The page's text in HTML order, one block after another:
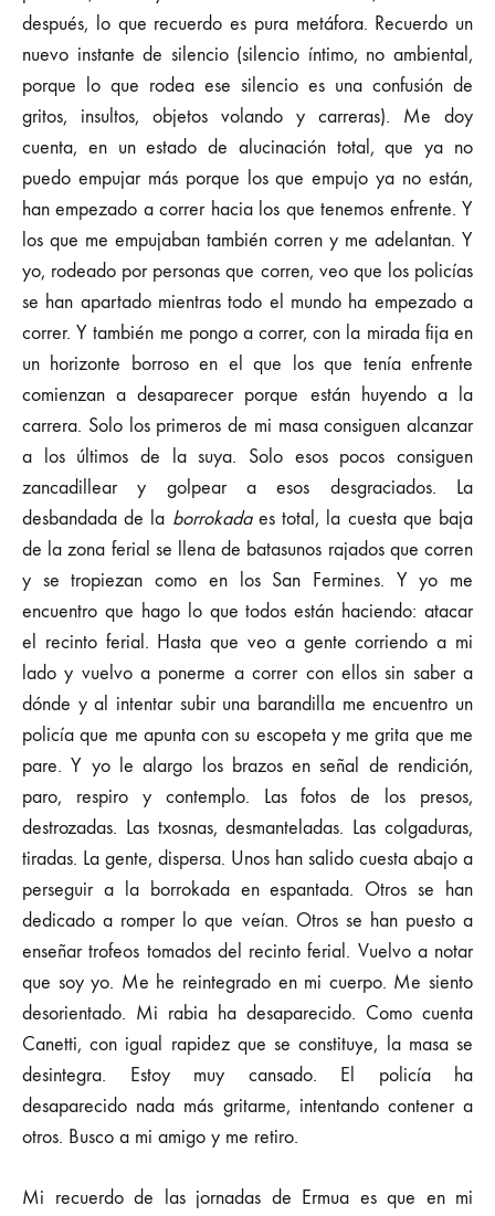
después, lo que recuerdo es pura metáfora. Recuerdo un
nuevo instante de silencio (silencio íntimo, no ambiental,
porque lo que rodea ese silencio es una confusión de
gritos, insultos, objetos volando y carreras). Me doy
cuenta, en un estado de alucinación total, que ya no
puedo empujar más porque los que empujo ya no están,
han empezado a correr hacia los que tenemos enfrente. Y
los que me empujaban también corren y me adelantan. Y
yo, rodeado por personas que corren, veo que los policías
se han apartado mientras todo el mundo ha empezado a
correr. Y también me pongo a correr, con la mirada fija en
un horizonte borroso en el que los que tenía enfrente
comienzan a desaparecer porque están huyendo a la
carrera. Solo los primeros de mi masa consiguen alcanzar
a los últimos de la suya. Solo esos pocos consiguen
zancadillear y golpear a esos desgraciados. La
desbandada de la borrokadaes total, la cuesta que baja
de la zona ferial se llena de batasunos rajados que corren
y se tropiezan como en los San Fermines. Y yo me
encuentro que hago lo que todos están haciendo: atacar
el recinto ferial. Hasta que veo a gente corriendo a mi
lado y vuelvo a ponerme a correr con ellos sin saber a
dónde y al intentar subir una barandilla me encuentro un
policía que me apunta con su escopeta y me grita que me
pare. Y yo le alargo los brazos en señal de rendición,
paro, respiro y contemplo. Las fotos de los presos,
destrozadas. Las txosnas, desmanteladas. Las colgaduras,
tiradas. La gente, dispersa. Unos han salido cuesta abajo a
perseguir a la borrokada en espantada. Otros se han
dedicado a romper lo que veían. Otros se han puesto a
enseñar trofeos tomados del recinto ferial. Vuelvo a notar
que soy yo. Me he reintegrado en mi cuerpo. Me siento
desorientado. Mi rabia ha desaparecido. Como cuenta
Canetti, con igual rapidez que se constituye, la masa se
desintegra. Estoy muy cansado. El policía ha
desaparecido nada más gritarme, intentando contener a
otros. Busco a mi amigo y me retiro.
Mi recuerdo de las jornadas de Ermua es que en mi